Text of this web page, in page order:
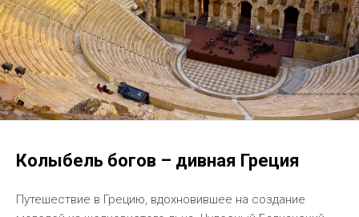
Колыбель богов – дивная Греция
Путешествие в Грецию, вдохновившее на создание